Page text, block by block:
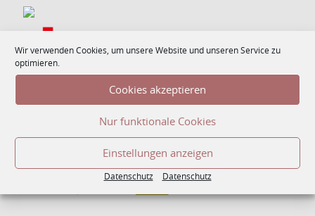
Wir verwenden Cookies, um unsere Website und unseren Service zu
optimieren.
Cookies akzeptieren
Nur funktionale Cookies
Einstellungen anzeigen
Datenschutz Datenschutz